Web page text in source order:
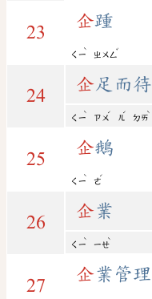
23
企踵
ㄑㄧ
ˋ
ㄓㄨㄥ
ˇ
24
企足而待
ㄑㄧ
ˋ
ㄗㄨ
ˊ
ㄦ
ˊ
ㄉㄞ
ˋ
25
企鵝
ㄑㄧ
ˋ
ㄜ
ˊ
26
企業
ㄑㄧ
ˋ
ㄧㄝ
ˋ
27
企業管理